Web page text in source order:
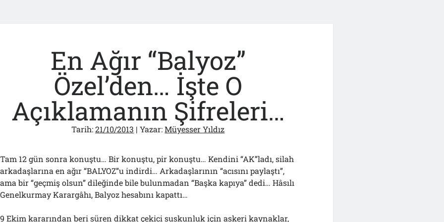
En Ağır “Balyoz”
Özel’den… İşte O
Açıklamanın Şifreleri…
Tarih:21/10/2013 | Yazar:Müyesser Yıldız
Tam 12 gün sonra konuştu… Bir konuştu, pir konuştu… Kendini “AK”ladı, silah
arkadaşlarına en ağır “BALYOZ”u indirdi… Arkadaşlarının “acısını paylaştı”,
ama bir “geçmiş olsun” dileğinde bile bulunmadan “Başka kapıya” dedi… Hâsılı
Genelkurmay Karargâhı, Balyoz hesabını kapattı…
9 Ekim kararından beri süren dikkat çekici suskunluk için askeri kaynaklar,